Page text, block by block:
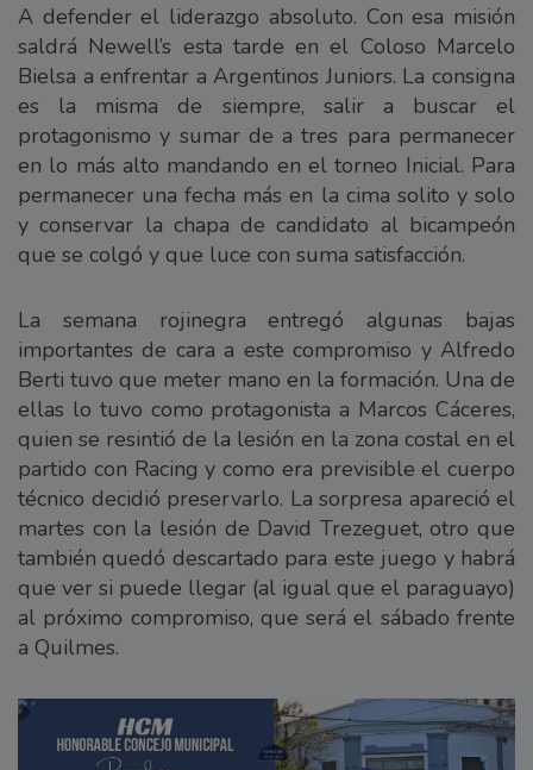
A defender el liderazgo absoluto. Con esa misión
saldrá Newell’s esta tarde en el Coloso Marcelo
Bielsa a enfrentar a Argentinos Juniors. La consigna
es la misma de siempre, salir a buscar el
protagonismo y sumar de a tres para permanecer
en lo más alto mandando en el torneo Inicial. Para
permanecer una fecha más en la cima solito y solo
y conservar la chapa de candidato al bicampeón
que se colgó y que luce con suma satisfacción.
La semana rojinegra entregó algunas bajas
importantes de cara a este compromiso y Alfredo
Berti tuvo que meter mano en la formación. Una de
ellas lo tuvo como protagonista a Marcos Cáceres,
quien se resintió de la lesión en la zona costal en el
partido con Racing y como era previsible el cuerpo
técnico decidió preservarlo. La sorpresa apareció el
martes con la lesión de David Trezeguet, otro que
también quedó descartado para este juego y habrá
que ver si puede llegar (al igual que el paraguayo)
al próximo compromiso, que será el sábado frente
a Quilmes.